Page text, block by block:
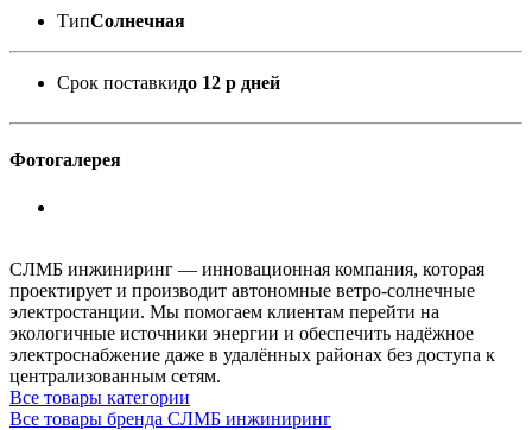
ТипСолнечная
Срок поставкидо 12 р дней
Фотогалерея
СЛМБ инжиниринг — инновационная компания, которая
проектирует и производит автономные ветро‑солнечные
электростанции. Мы помогаем клиентам перейти на
экологичные источники энергии и обеспечить надёжное
электроснабжение даже в удалённых районах без доступа к
централизованным сетям.
Все товары категории
Все товары бренда СЛМБ инжиниринг